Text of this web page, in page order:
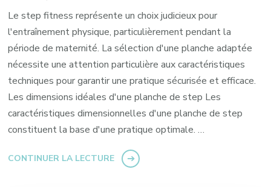
Le step fitness représente un choix judicieux pour
l'entraînement physique, particulièrement pendant la
période de maternité. La sélection d'une planche adaptée
nécessite une attention particulière aux caractéristiques
techniques pour garantir une pratique sécurisée et efficace.
Les dimensions idéales d'une planche de step Les
caractéristiques dimensionnelles d'une planche de step
constituent la base d'une pratique optimale. …
CONTINUER LA LECTURE